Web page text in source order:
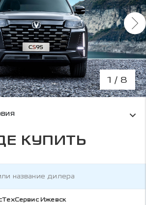
1 / 8
и информация о
КУПИТЬ
Ижевск